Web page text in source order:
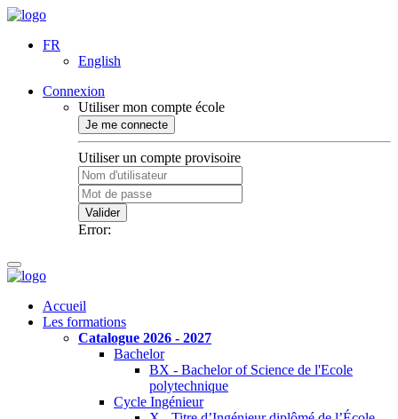
FR
English
Connexion
Utiliser mon compte école
Je me connecte
Utiliser un compte provisoire
Valider
Error:
Accueil
Les formations
Catalogue 2026 - 2027
Bachelor
BX - Bachelor of Science de l'Ecole
polytechnique
Cycle Ingénieur